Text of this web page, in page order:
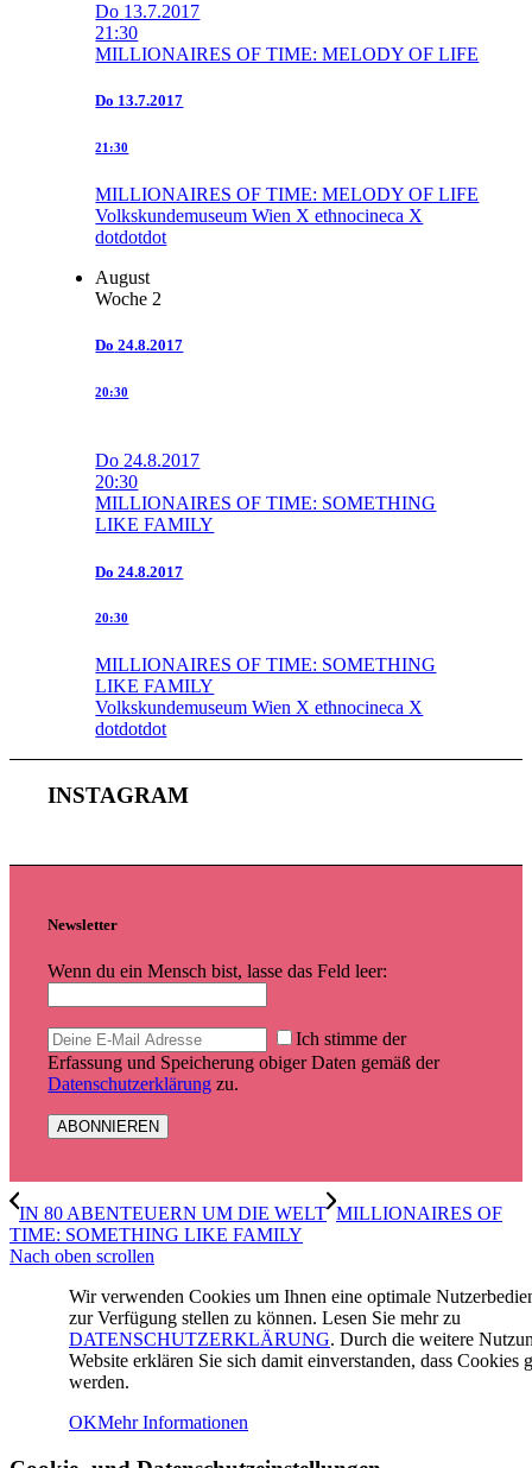
Do 13.7.2017
21:30
MILLIONAIRES OF TIME: MELODY OF LIFE
Do 13.7.2017
21:30
MILLIONAIRES OF TIME: MELODY OF LIFE
Volkskundemuseum Wien X ethnocineca X
dotdotdot
August
Woche 2
Do 24.8.2017
20:30
Do 24.8.2017
20:30
MILLIONAIRES OF TIME: SOMETHING
LIKE FAMILY
Do 24.8.2017
20:30
MILLIONAIRES OF TIME: SOMETHING
LIKE FAMILY
Volkskundemuseum Wien X ethnocineca X
dotdotdot
INSTAGRAM
Newsletter
Wenn du ein Mensch bist, lasse das Feld leer:
Ich stimme der
Erfassung und Speicherung obiger Daten gemäß der
Datenschutzerklärung zu.
IN 80 ABENTEUERN UM DIE WELT MILLIONAIRES OF
TIME: SOMETHING LIKE FAMILY
Nach oben scrollen
Wir verwenden Cookies um Ihnen eine optimale
zur Verfügung stellen zu können. Lesen Sie mehr zu
DATENSCHUTZERKLÄRUNG. Durch die weitere
Website erklären Sie sich damit einverstanden, dass Cookies
werden.
OKMehr Informationen